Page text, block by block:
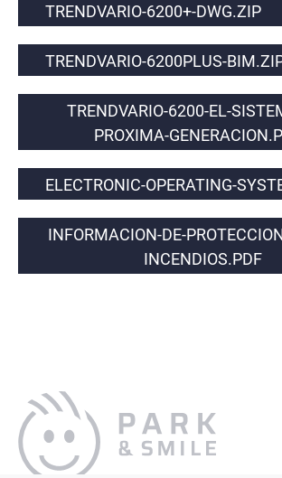
TRENDVARIO-6200+-DWG.ZIP
TRENDVARIO-6200PLUS-
TRENDVARIO-6200-EL-
PROXIMA-
ELECTRONIC-OPERATING-
INFORMACION-DE-
INCENDIOS.PDF